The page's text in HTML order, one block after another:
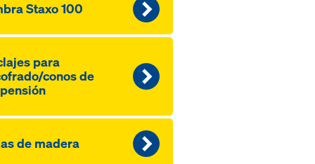
Staxo 100
para
conos de
de madera